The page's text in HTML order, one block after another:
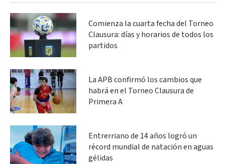
Comienza la cuarta fecha del Torneo
Clausura: días y horarios de todos los
partidos
La APB confirmó los cambios que
habrá en el Torneo Clausura de
Primera A
Entrerriano de 14 años logró un
récord mundial de natación en aguas
gélidas